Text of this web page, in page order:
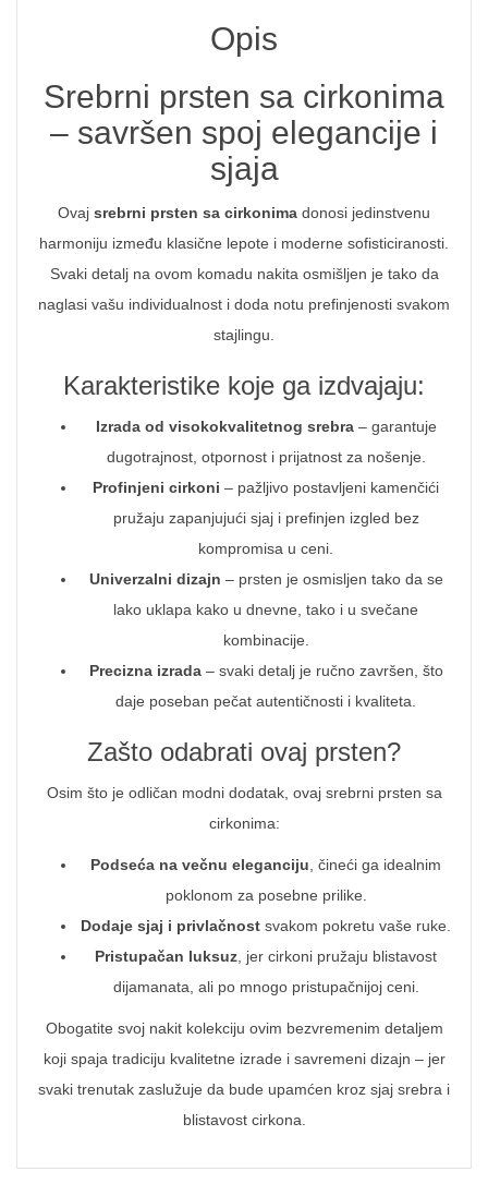
Opis
Srebrni prsten sa cirkonima
– savršen spoj elegancije i
sjaja
Ovaj srebrni prsten sa cirkonima donosi jedinstvenu
harmoniju između klasične lepote i moderne sofisticiranosti.
Svaki detalj na ovom komadu nakita osmišljen je tako da
naglasi vašu individualnost i doda notu prefinjenosti svakom
stajlingu.
Karakteristike koje ga izdvajaju:
Izrada od visokokvalitetnog srebra– garantuje
dugotrajnost, otpornost i prijatnost za nošenje.
Profinjeni cirkoni – pažljivo postavljeni kamenčići
pružaju zapanjujući sjaj i prefinjen izgled bez
kompromisa u ceni.
Univerzalni dizajn – prsten je osmisljen tako da se
lako uklapa kako u dnevne, tako i u svečane
kombinacije.
Precizna izrada– svaki detalj je ručno završen, što
daje poseban pečat autentičnosti i kvaliteta.
Zašto odabrati ovaj prsten?
Osim što je odličan modni dodatak, ovaj srebrni prsten sa
cirkonima:
Podseća na večnu eleganciju, čineći ga idealnim
poklonom za posebne prilike.
Dodaje sjaj i privlačnost svakom pokretu vaše ruke.
Pristupačan luksuz, jer cirkoni pružaju blistavost
dijamanata, ali po mnogo pristupačnijoj ceni.
Obogatite svoj nakit kolekciju ovim bezvremenim detaljem
koji spaja tradiciju kvalitetne izrade i savremeni dizajn – jer
svaki trenutak zaslužuje da bude upamćen kroz sjaj srebra i
blistavost cirkona.